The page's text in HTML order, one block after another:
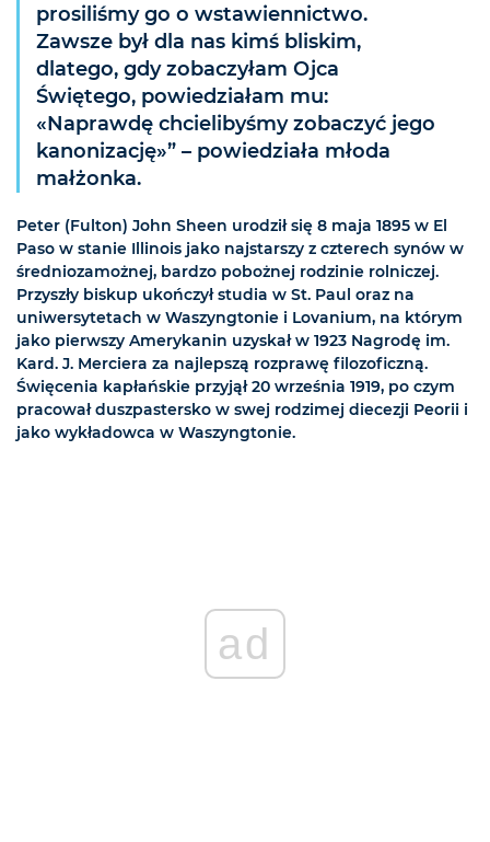
prosiliśmy go o wstawiennictwo.
Zawsze był dla nas kimś bliskim,
dlatego, gdy zobaczyłam Ojca
Świętego, powiedziałam mu:
«Naprawdę chcielibyśmy zobaczyć jego
kanonizację»” – powiedziała młoda
małżonka.
Peter (Fulton) John Sheen urodził się 8 maja 1895 w El
Paso w stanie Illinois jako najstarszy z czterech synów w
średniozamożnej, bardzo pobożnej rodzinie rolniczej.
Przyszły biskup ukończył studia w St. Paul oraz na
uniwersytetach w Waszyngtonie i Lovanium, na którym
jako pierwszy Amerykanin uzyskał w 1923 Nagrodę im.
Kard. J. Merciera za najlepszą rozprawę filozoficzną.
Święcenia kapłańskie przyjął 20 września 1919, po czym
pracował duszpastersko w swej rodzimej diecezji Peorii i
jako wykładowca w Waszyngtonie.
ad